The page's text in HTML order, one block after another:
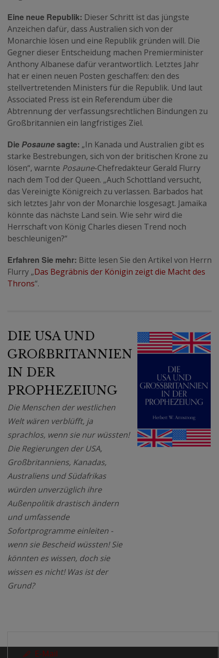
Eine neue Republik: Dieser Schritt ist das jüngste
Anzeichen dafür, dass Australien sich von der
Monarchie lösen und eine Republik gründen will. Die
Gegner dieser Entscheidung machen Premierminister
Anthony Albanese dafür verantwortlich. Letztes Jahr
hat er einen neuen Posten geschaffen: den des
stellvertretenden Ministers für die Republik. Und laut
Associated Press ist ein Referendum über die
Abtrennung der verfassungsrechtlichen Bindungen zu
Großbritannien ein langfristiges Ziel.
DiePosaunesagte: „In Kanada und Australien gibt es
starke Bestrebungen, sich von der britischen Krone zu
lösen“, warnte Posaune-Chefredakteur Gerald Flurry
nach dem Tod der Queen. „Auch Schottland versucht,
das Vereinigte Königreich zu verlassen. Barbados hat
sich letztes Jahr von der Monarchie losgesagt. Jamaika
könnte das nächste Land sein. Wie sehr wird die
Herrschaft von König Charles diesen Trend noch
beschleunigen?“
Erfahren Sie mehr: Bitte lesen Sie den Artikel von Herrn
Flurry „Das Begräbnis der Königin zeigt die Macht des
Throns“.
DIE USA UND
GROßBRITANNIEN
IN DER
PROPHEZEIUNG
Die Menschen der westlichen
Welt wären verblüfft, ja
sprachlos, wenn sie nur wüssten!
Die Regierungen der USA,
Großbritanniens, Kanadas,
Australiens und Südafrikas
würden unverzüglich ihre
Außenpolitik drastisch ändern
und umfassende
Sofortprogramme einleiten -
wenn sie Bescheid wüssten! Sie
könnten es wissen, doch sie
wissen es nicht! Was ist der
Grund?
E-Mail